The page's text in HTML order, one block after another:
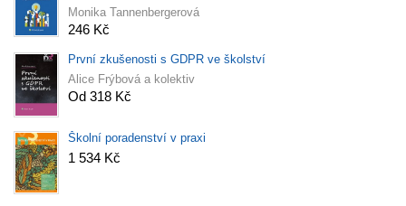
Monika Tannenbergerová
246 Kč
První zkušenosti s GDPR ve školství
Alice Frýbová a kolektiv
Od 318 Kč
Školní poradenství v praxi
1 534 Kč